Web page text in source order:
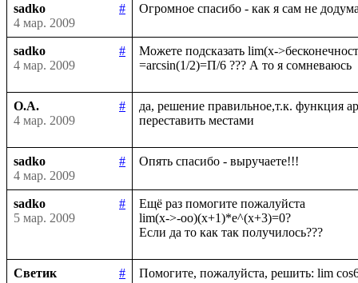
sadko
#
4 мар. 2009
sadko
#
4 мар. 2009
Можете подсказать lim(x-
О.А.
#
4 мар. 2009
да, решение правильное,т.к. функция
sadko
#
4 мар. 2009
sadko
#
5 мар. 2009
Ещё раз помогите пожалуйста
lim(x->-oo)(x+1)*e^(x+3)=0?
Светик
#
Помогите, пожалуйста, решить: lim